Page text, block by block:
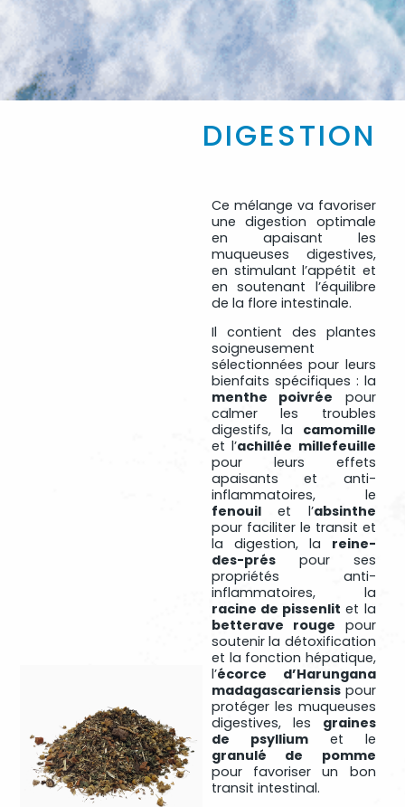
DIGESTION
Ce mélange va favoriser
une digestion optimale
en apaisant les
muqueuses digestives,
en stimulant l’appétit et
en soutenant l’équilibre
de la flore intestinale.
Il contient des plantes
soigneusement
sélectionnées pour leurs
bienfaits spécifiques : la
menthe poivrée pour
calmer les troubles
digestifs, la camomille
et l’achillée millefeuille
pour leurs effets
apaisants et anti-
inflammatoires, le
fenouil et l’absinthe
pour faciliter le transit et
la digestion, la reine-
des-prés pour ses
propriétés anti-
inflammatoires, la
racine de pissenlit et la
betterave rouge pour
soutenir la détoxification
et la fonction hépatique,
l’écorce d’Harungana
madagascariensis pour
protéger les muqueuses
digestives, les graines
de psylliumet le
granulé de pomme
pour favoriser un bon
transit intestinal.